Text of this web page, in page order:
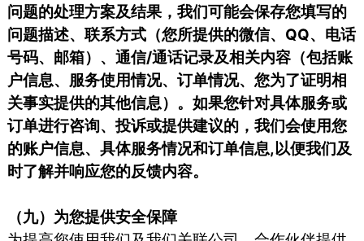
问题的处理方案及结果，我们可能会保存您填写的
问题描述、联系方式（您所提供的微信、QQ、电话
号码、邮箱）、通信/通话记录及相关内容（包括账
户信息、服务使用情况、订单情况、您为了证明相
关事实提供的其他信息）。如果您针对具体服务或
订单进行咨询、投诉或提供建议的，我们会使用您
的账户信息、具体服务情况和订单信息,以便我们及
时了解并响应您的反馈内容。
（九）为您提供安全保障